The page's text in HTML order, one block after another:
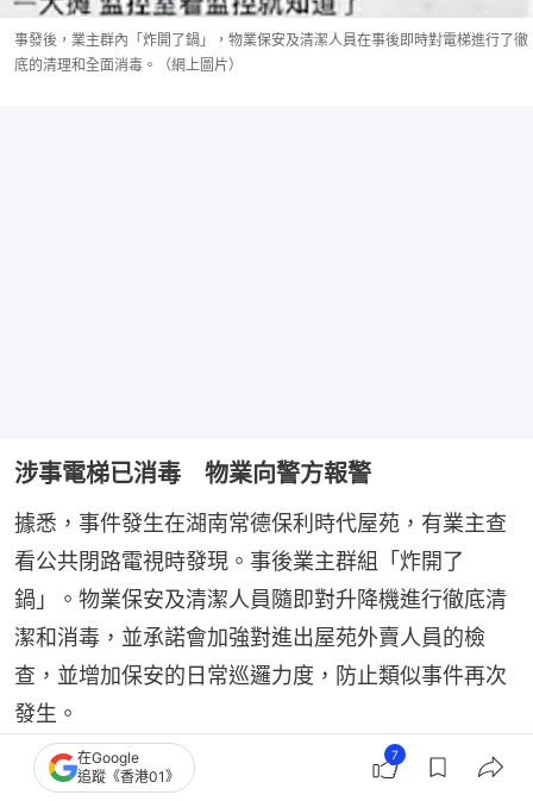
事發後，業主群內「炸開了鍋」，物業保安及清潔人員在事後即時對電梯進行了徹
底的清理和全面消毒。（網上圖片）
涉事電梯已消毒 物業向警方報警
據悉，事件發生在湖南常德保利時代屋苑，有業主查
看公共閉路電視時發現。事後業主群組「炸開了
鍋」。物業保安及清潔人員隨即對升降機進行徹底清
潔和消毒，並承諾會加強對進出屋苑外賣人員的檢
查，並增加保安的日常巡邏力度，防止類似事件再次
發生。
6月3日，物業職員表示，目前已經向當地警方報警，
在Google
追蹤《香港01》
7